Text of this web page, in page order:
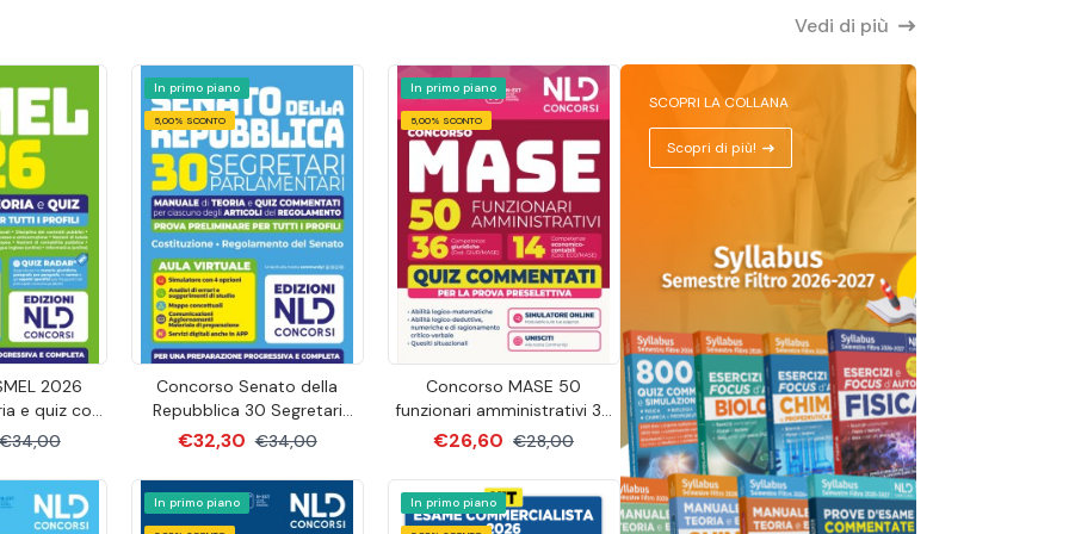
Vedi di più
2026
e quiz con
per tutti i
In primo piano
5,00% SCONTO
Concorso Senato della
Repubblica 30 Segretari
Parlamentari Manuale di
preliminare
€32,30 €34,00
In primo piano
5,00% SCONTO
Concorso MASE 50
funzionari amministrativi 36
con competenze giuridiche e
economico-contabili quiz
commentati per la prova
preselettiva
€26,60 €28,00
In primo piano In primo piano
SCOPRI LA COLLANA
Scopri di più!